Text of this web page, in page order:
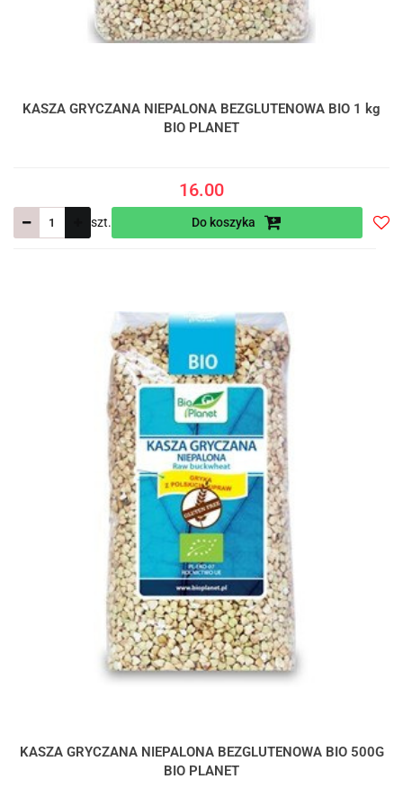
KASZA GRYCZANA NIEPALONA BEZGLUTENOWA BIO 1 kg
BIO PLANET
16.00
szt. Do koszyka
KASZA GRYCZANA NIEPALONA BEZGLUTENOWA BIO 500G
BIO PLANET